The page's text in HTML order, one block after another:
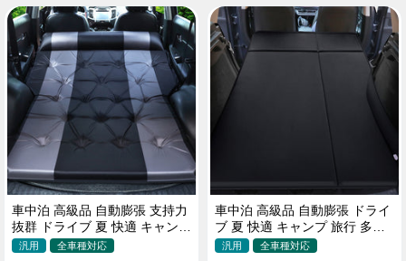
車中泊 高級品 自動膨張 支持力
抜群 ドライブ 夏 快適 キャンプ
旅行 省スペース エアーベッド
汎用 全車種対応
車中泊 高級品 自動膨張 ドライ
ブ 夏 快適 キャンプ 旅行 多用
取付簡単 収納便利 エアーベッ
汎用 全車種対応